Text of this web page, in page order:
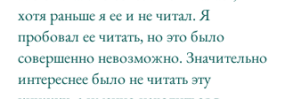
хотя раньше я ее и не читал. Я
пробовал ее читать, но это было
совершенно невозможно. Значительно
интереснее было не читать эту